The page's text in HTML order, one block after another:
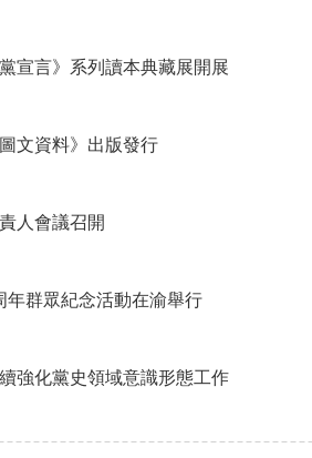
宣言》系列讀本典藏展開展
文資料》出版發行
人會議召開
年群眾紀念活動在渝舉行
強化黨史領域意識形態工作